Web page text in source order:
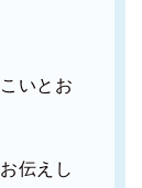
いとお
伝えし